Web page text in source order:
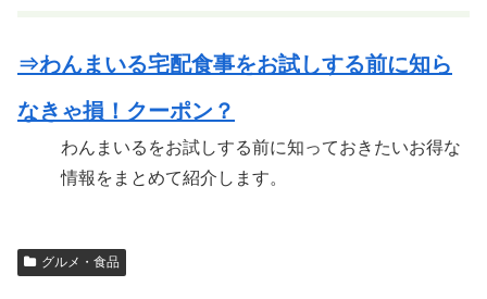
⇒わんまいる宅配食事をお試しする前に知ら
なきゃ損！クーポン？
わんまいるをお試しする前に知っておきたいお得な
情報をまとめて紹介します。
グルメ・食品